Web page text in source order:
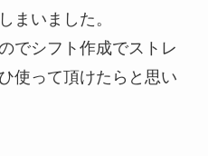
まいました。
でシフト作成でストレ
使って頂けたらと思い